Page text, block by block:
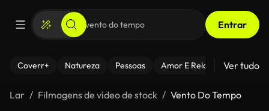
Entrar
Coverr+ Natureza Pessoas Amor E Relacionamentos
Ver tudo
Lar Filmagens de vídeo de stock Vento Do Tempo